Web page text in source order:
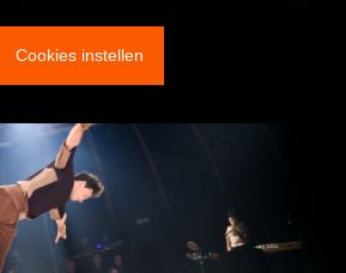
Cookies instellen
Arne Sabbe